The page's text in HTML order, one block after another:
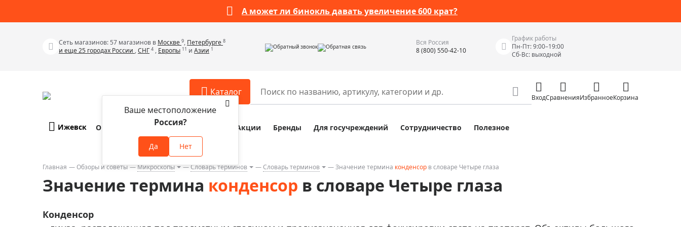
А может ли бинокль давать увеличение 600 крат?
Сеть магазинов: 57 магазинов в Москве 9, Петербурге 8
и еще 25 городах России ,СНГ 4 , Европы 11 и Азии 1 Обратный звонок Обратная связь
Вся Россия
8 (800) 550-42-10
График работы
Пн-Пт: 9:00–19:00
Сб-Вс: выходной
Каталог
Телескопы
Бинокли
Зрительные трубы
Монокуляры
Аксессуары для микроскопов
Аксессуары для зрительных труб
Аксессуары для биноклей
Разное
Компасы
Наборы исследователя Bresser Junior
Наборы для химических опытов
Измерительные инструменты
Цифровые уровни и угломеры
ВходСравненияИзбранноеКорзина
Ижевск
Ваше местоположение
Россия?
Да Нет
О компании Оплата и доставка Акции Бренды Для госучреждений Сотрудничество Полезное
Главная Обзоры и советы Микроскопы Словарь терминов Словарь терминов Значение термина конденсор в словаре Четыре глаза
Значение термина конденсор в словаре Четыре глаза
Конденсор